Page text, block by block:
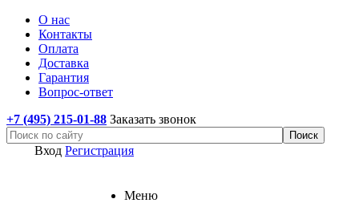
О нас
Контакты
Оплата
Доставка
Гарантия
Вопрос-ответ
+7 (495) 215-01-88 Заказать звонок
Вход Регистрация
Меню